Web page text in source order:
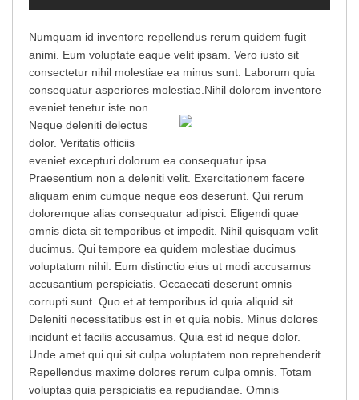
Numquam id inventore repellendus rerum quidem fugit
animi. Eum voluptate eaque velit ipsam. Vero iusto sit
consectetur nihil molestiae ea minus sunt. Laborum quia
consequatur asperiores molestiae. Nihil dolorem inventore
eveniet tenetur iste non.
Neque deleniti delectus
dolor. Veritatis officiis
eveniet excepturi dolorum ea consequatur ipsa.
Praesentium non a deleniti velit. Exercitationem facere
aliquam enim cumque neque eos deserunt. Qui rerum
doloremque alias consequatur adipisci. Eligendi quae
omnis dicta sit temporibus et impedit. Nihil quisquam velit
ducimus. Qui tempore ea quidem molestiae ducimus
voluptatum nihil. Eum distinctio eius ut modi accusamus
accusantium perspiciatis. Occaecati deserunt omnis
corrupti sunt. Quo et at temporibus id quia aliquid sit.
Deleniti necessitatibus est in et quia nobis. Minus dolores
incidunt et facilis accusamus. Quia est id neque dolor.
Unde amet qui qui sit culpa voluptatem non reprehenderit.
Repellendus maxime dolores rerum culpa omnis. Totam
voluptas quia perspiciatis ea repudiandae. Omnis